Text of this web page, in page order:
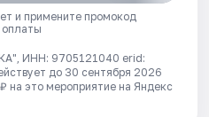
и примените промокод
оплаты
ИНН: 9705121040 erid:
до 30 сентября 2026
на это мероприятие на Яндекс